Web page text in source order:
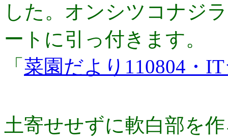
した。オンシツコナジ
ートに引っ付きます。
「 菜園だより110804・
土寄せせずに軟白部を